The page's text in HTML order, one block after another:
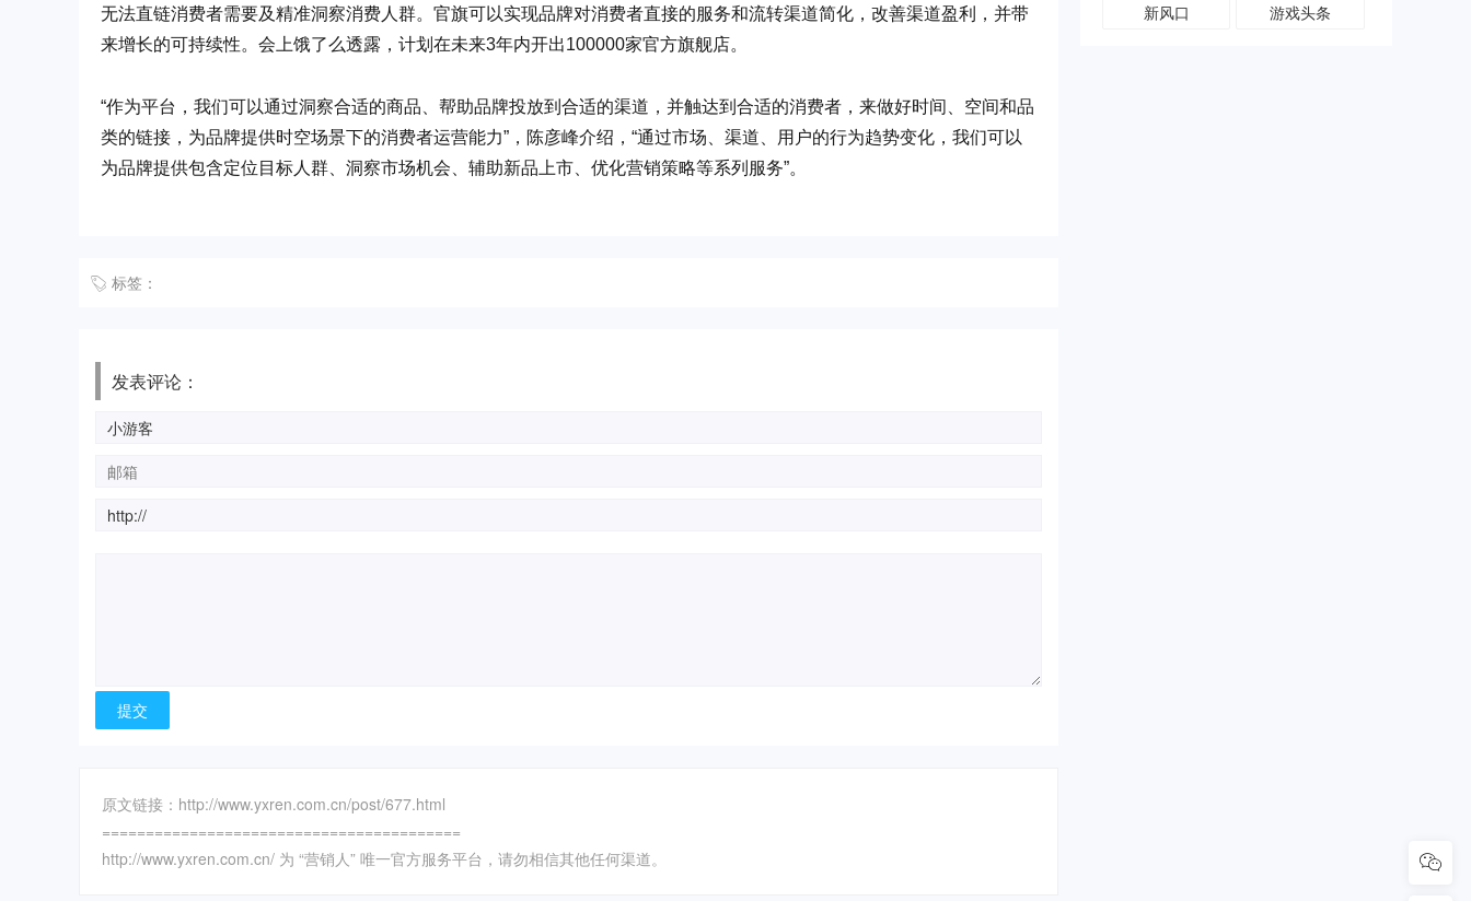
无法直链消费者需要及精准洞察消费人群。官旗可以实现品牌对消费者直接的服务和流转渠道简化，改善渠道盈利，并带
来增长的可持续性。会上饿了么透露，计划在未来3年内开出100000家官方旗舰店。
“作为平台，我们可以通过洞察合适的商品、帮助品牌投放到合适的渠道，并触达到合适的消费者，来做好时间、空间和品
类的链接，为品牌提供时空场景下的消费者运营能力”，陈彦峰介绍，“通过市场、渠道、用户的行为趋势变化，我们可以
为品牌提供包含定位目标人群、洞察市场机会、辅助新品上市、优化营销策略等系列服务”。
标签：
发表评论：
原文链接：http://www.yxren.com.cn/post/677.html
=========================================
http://www.yxren.com.cn/ 为 “营销人” 唯一官方服务平台，请勿相信其他任何渠道。
新风口 游戏头条